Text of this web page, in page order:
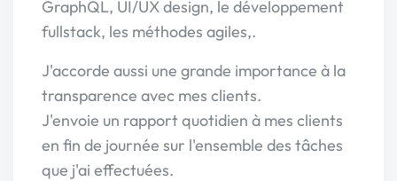
GraphQL, UI/UX design, le développement
fullstack, les méthodes agiles,.
J'accorde aussi une grande importance à la
transparence avec mes clients.
J'envoie un rapport quotidien à mes clients
en fin de journée sur l'ensemble des tâches
que j'ai effectuées.